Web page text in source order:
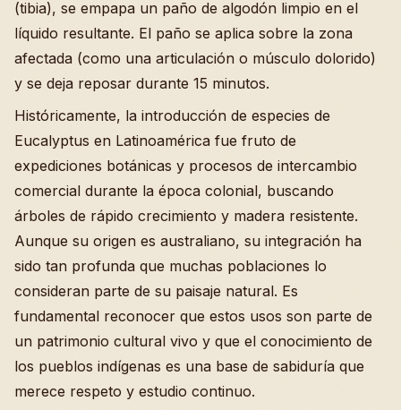
(tibia), se empapa un paño de algodón limpio en el
líquido resultante. El paño se aplica sobre la zona
afectada (como una articulación o músculo dolorido)
y se deja reposar durante 15 minutos.
Históricamente, la introducción de especies de
Eucalyptus en Latinoamérica fue fruto de
expediciones botánicas y procesos de intercambio
comercial durante la época colonial, buscando
árboles de rápido crecimiento y madera resistente.
Aunque su origen es australiano, su integración ha
sido tan profunda que muchas poblaciones lo
consideran parte de su paisaje natural. Es
fundamental reconocer que estos usos son parte de
un patrimonio cultural vivo y que el conocimiento de
los pueblos indígenas es una base de sabiduría que
merece respeto y estudio continuo.